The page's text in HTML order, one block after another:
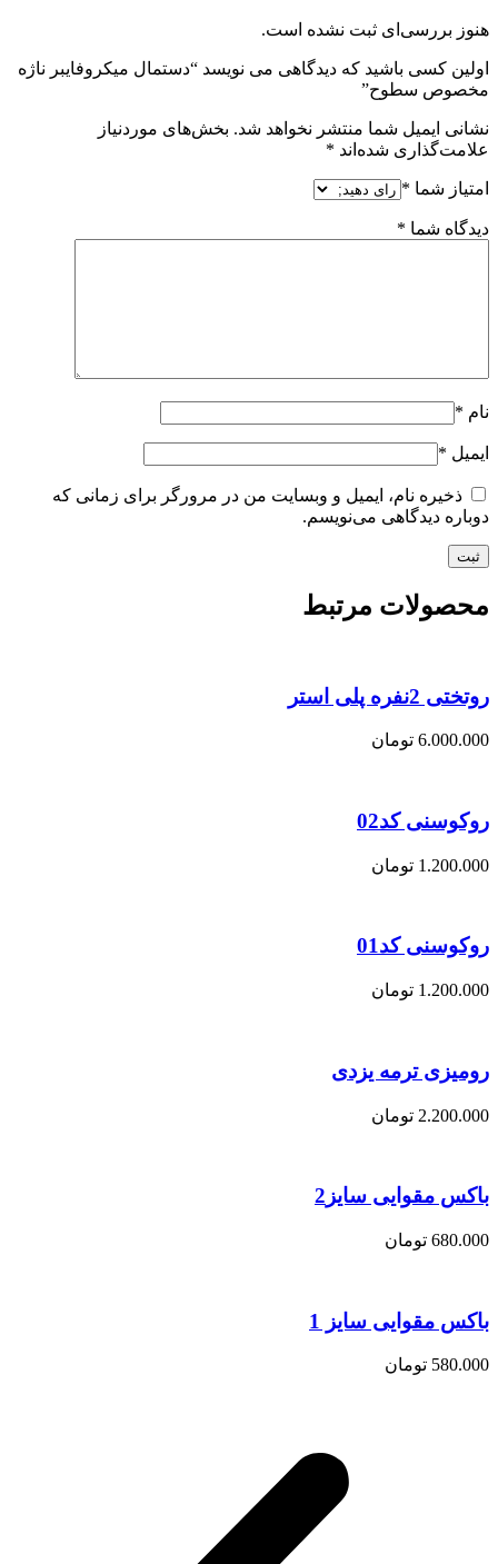
هنوز بررسی‌ای ثبت نشده است.
اولین کسی باشید که دیدگاهی می نویسد “دستمال میکروفایبر ناژه
مخصوص سطوح”
نشانی ایمیل شما منتشر نخواهد شد. بخش‌های موردنیاز
علامت‌گذاری شده‌اند *
امتیاز شما *
دیدگاه شما *
نام *
ایمیل *
ذخیره نام، ایمیل و وبسایت من در مرورگر برای زمانی که
دوباره دیدگاهی می‌نویسم.
محصولات مرتبط
روتختی 2نفره پلی استر
6.000.000 تومان
روکوسنی کد02
1.200.000 تومان
روکوسنی کد01
1.200.000 تومان
رومیزی ترمه یزدی
2.200.000 تومان
باکس مقوایی سایز2
680.000 تومان
باکس مقوایی سایز 1
580.000 تومان